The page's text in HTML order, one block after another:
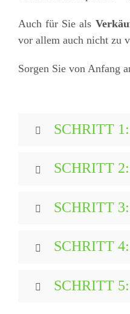
Auch für Sie als
vor allem auch nicht zu
Sorgen Sie von Anfang
SCHRITT
SCHRITT
SCHRITT
SCHRITT
SCHRITT